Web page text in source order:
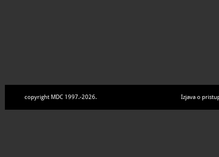
copyright MDC 1997.-2026. Izjava o